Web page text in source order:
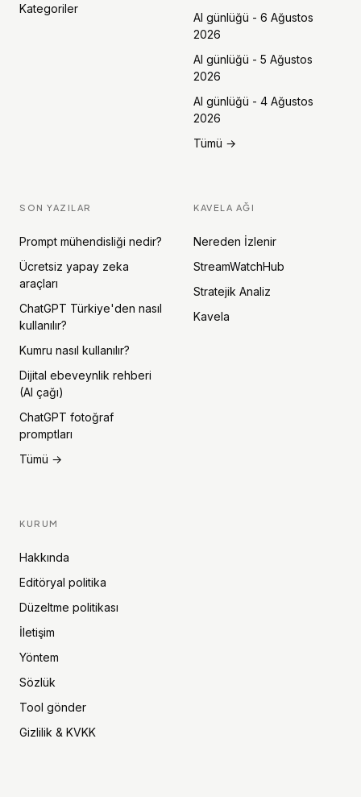
Kategoriler
AI günlüğü - 6 Ağustos
2026
AI günlüğü - 5 Ağustos
2026
AI günlüğü - 4 Ağustos
2026
Tümü →
SON YAZILAR
Prompt mühendisliği nedir?
Ücretsiz yapay zeka
araçları
ChatGPT Türkiye'den nasıl
kullanılır?
Kumru nasıl kullanılır?
Dijital ebeveynlik rehberi
(AI çağı)
ChatGPT fotoğraf
promptları
Tümü →
KAVELA AĞI
Nereden İzlenir
StreamWatchHub
Stratejik Analiz
Kavela
KURUM
Hakkında
Editöryal politika
Düzeltme politikası
İletişim
Yöntem
Sözlük
Tool gönder
Gizlilik & KVKK